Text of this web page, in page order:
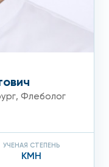
выявление
хронических
подход к
, Флеболог
УЧЕНАЯ СТЕПЕНЬ
КМН